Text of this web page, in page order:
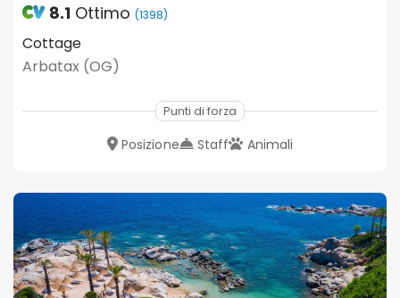
8.1 Ottimo (1398)
Cottage
Arbatax (OG)
Punti di forza
Posizione Staff Animali